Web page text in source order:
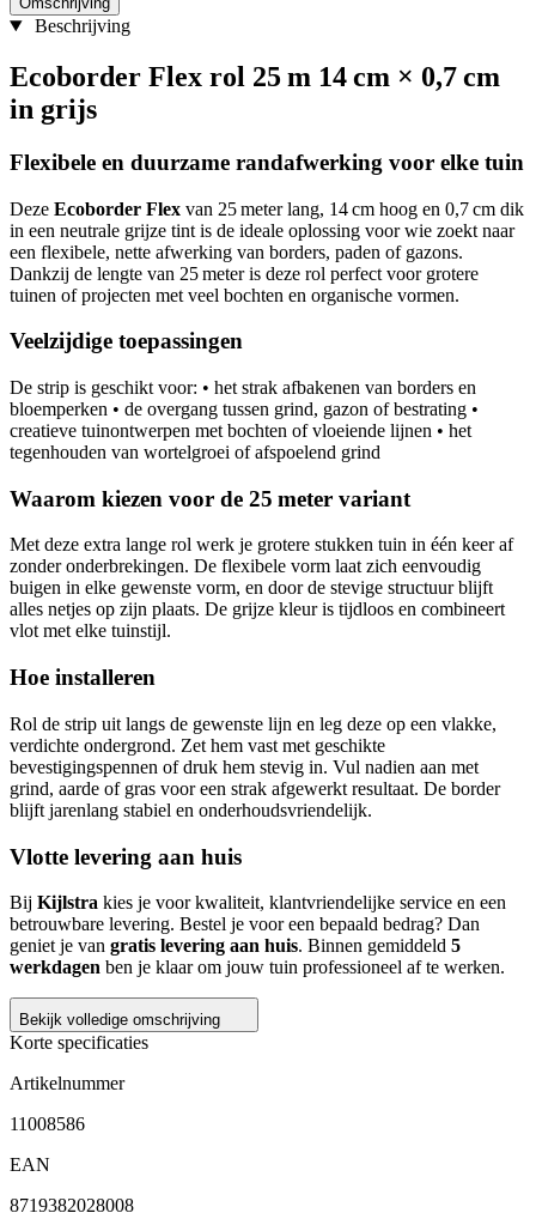
Beschrijving
Ecoborder Flex rol 25 m 14 cm × 0,7 cm
in grijs
Flexibele en duurzame randafwerking voor elke tuin
Deze Ecoborder Flex van 25 meter lang, 14 cm hoog en 0,7 cm dik
in een neutrale grijze tint is de ideale oplossing voor wie zoekt naar
een flexibele, nette afwerking van borders, paden of gazons.
Dankzij de lengte van 25 meter is deze rol perfect voor grotere
tuinen of projecten met veel bochten en organische vormen.
Veelzijdige toepassingen
De strip is geschikt voor: • het strak afbakenen van borders en
bloemperken • de overgang tussen grind, gazon of bestrating •
creatieve tuinontwerpen met bochten of vloeiende lijnen • het
tegenhouden van wortelgroei of afspoelend grind
Waarom kiezen voor de 25 meter variant
Met deze extra lange rol werk je grotere stukken tuin in één keer af
zonder onderbrekingen. De flexibele vorm laat zich eenvoudig
buigen in elke gewenste vorm, en door de stevige structuur blijft
alles netjes op zijn plaats. De grijze kleur is tijdloos en combineert
vlot met elke tuinstijl.
Hoe installeren
Rol de strip uit langs de gewenste lijn en leg deze op een vlakke,
verdichte ondergrond. Zet hem vast met geschikte
bevestigingspennen of druk hem stevig in. Vul nadien aan met
grind, aarde of gras voor een strak afgewerkt resultaat. De border
blijft jarenlang stabiel en onderhoudsvriendelijk.
Vlotte levering aan huis
Bij Kijlstra kies je voor kwaliteit, klantvriendelijke service en een
betrouwbare levering. Bestel je voor een bepaald bedrag? Dan
geniet je van gratis levering aan huis. Binnen gemiddeld 5
werkdagen ben je klaar om jouw tuin professioneel af te werken.
Bekijk volledige omschrijving
Korte specificaties
Artikelnummer
11008586
EAN
8719382028008